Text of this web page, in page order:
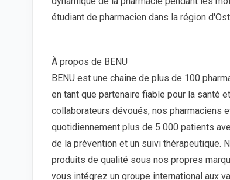
étudiant de pharmacien dans la région
À propos de BENU
BENU est une chaîne de plus de 100
en tant que partenaire fiable pour la santé
collaborateurs dévoués, nos pharmaciens
quotidiennement plus de 5 000 patients
de la prévention et un suivi thérapeutique.
produits de qualité sous nos propres
vous intégrez un groupe international aux